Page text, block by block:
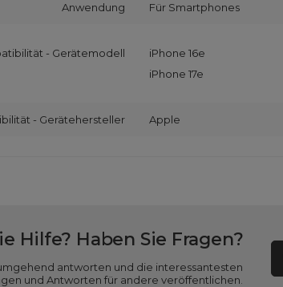
Anwendung Für Smartphones
- Gerätemodell
iPhone 16e
iPhone 17e
- Gerätehersteller Apple
Hilfe? Haben Sie Fragen?
antworten und die interessantesten
und Antworten für andere veröffentlichen.